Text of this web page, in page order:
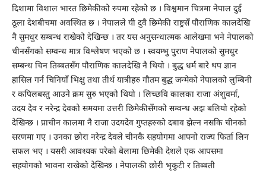
दिशामा विशाल भारत छिमेकीको रुपमा रहेको छ । विश्वमान चित्रमा नेपाल दुई
ठूला देशबीचमा अवस्थित छ । नेपालले यी दुवै छिमेकी राष्ट्रसँ पौराणिक कालदेखि
नै सुमधुर सम्बन्ध राखेको देखिन्छ । तर यस अनुसन्धात्मक आलेखमा भने नेपालको
चीनसँगको सम्वन्ध मात्र विश्लेषण भएको छ । स्वयम्भु पुराण नेपालको सुमधुर
सम्बन्ध चिन तिब्बतसँग पौराणिक कालदेखि नै थियो । बुद्ध धर्म बारे थप ज्ञान
हासिल गर्न चिनियाँ भिक्षु तथा तीर्थ यात्रीहरु गौतम बुद्ध जन्मेको नेपालको लुम्बिनी
र कपिलबस्तु आउने क्रम सुरु भएको थियो । लिच्छवि कालका राजा अंशुवर्मा,
उदय देव र नरेन्द्र देवको समयमा उत्तरी छिमेकीसँगको सम्वन्ध अझ बलियो रहेको
देखिन्छ । प्राचीन कालमा नै राजा उदयदेव गुप्तहरुको दबाव झेल्न नसकि चीनको
सरणमा गए । उनका छोरा नरेन्द्र देवले चीनकै सहयोगमा आफ्नो राज्य फिर्ता लिन
सफल भए । यसरी आवश्यक परेको बेलामा छिमेकी देशले एक आपसमा
सहयोगको भावना राखेको देखिन्छ । नेपालकी छोरी भृकुटी र तिब्बती